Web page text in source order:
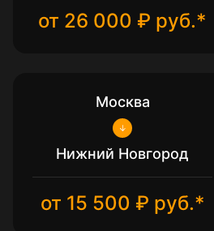
от 26 000 ₽ руб.*
Москва
Нижний Новгород
от 15 500 ₽ руб.*